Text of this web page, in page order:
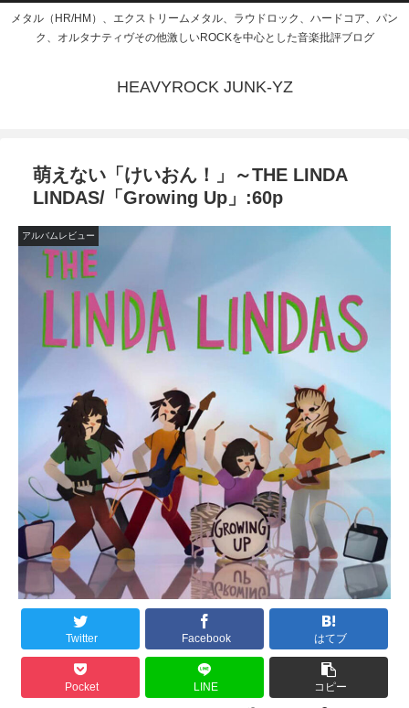
メタル（HR/HM）、エクストリームメタル、ラウドロック、ハードコア、パン
ク、オルタナティヴその他激しいROCKを中心とした音楽批評ブログ
HEAVYROCK JUNK-YZ
萌えない「けいおん！」～THE LINDA
LINDAS/「Growing Up」:60p
アルバムレビュー
Twitter Facebook はてブ
Pocket LINE コピー